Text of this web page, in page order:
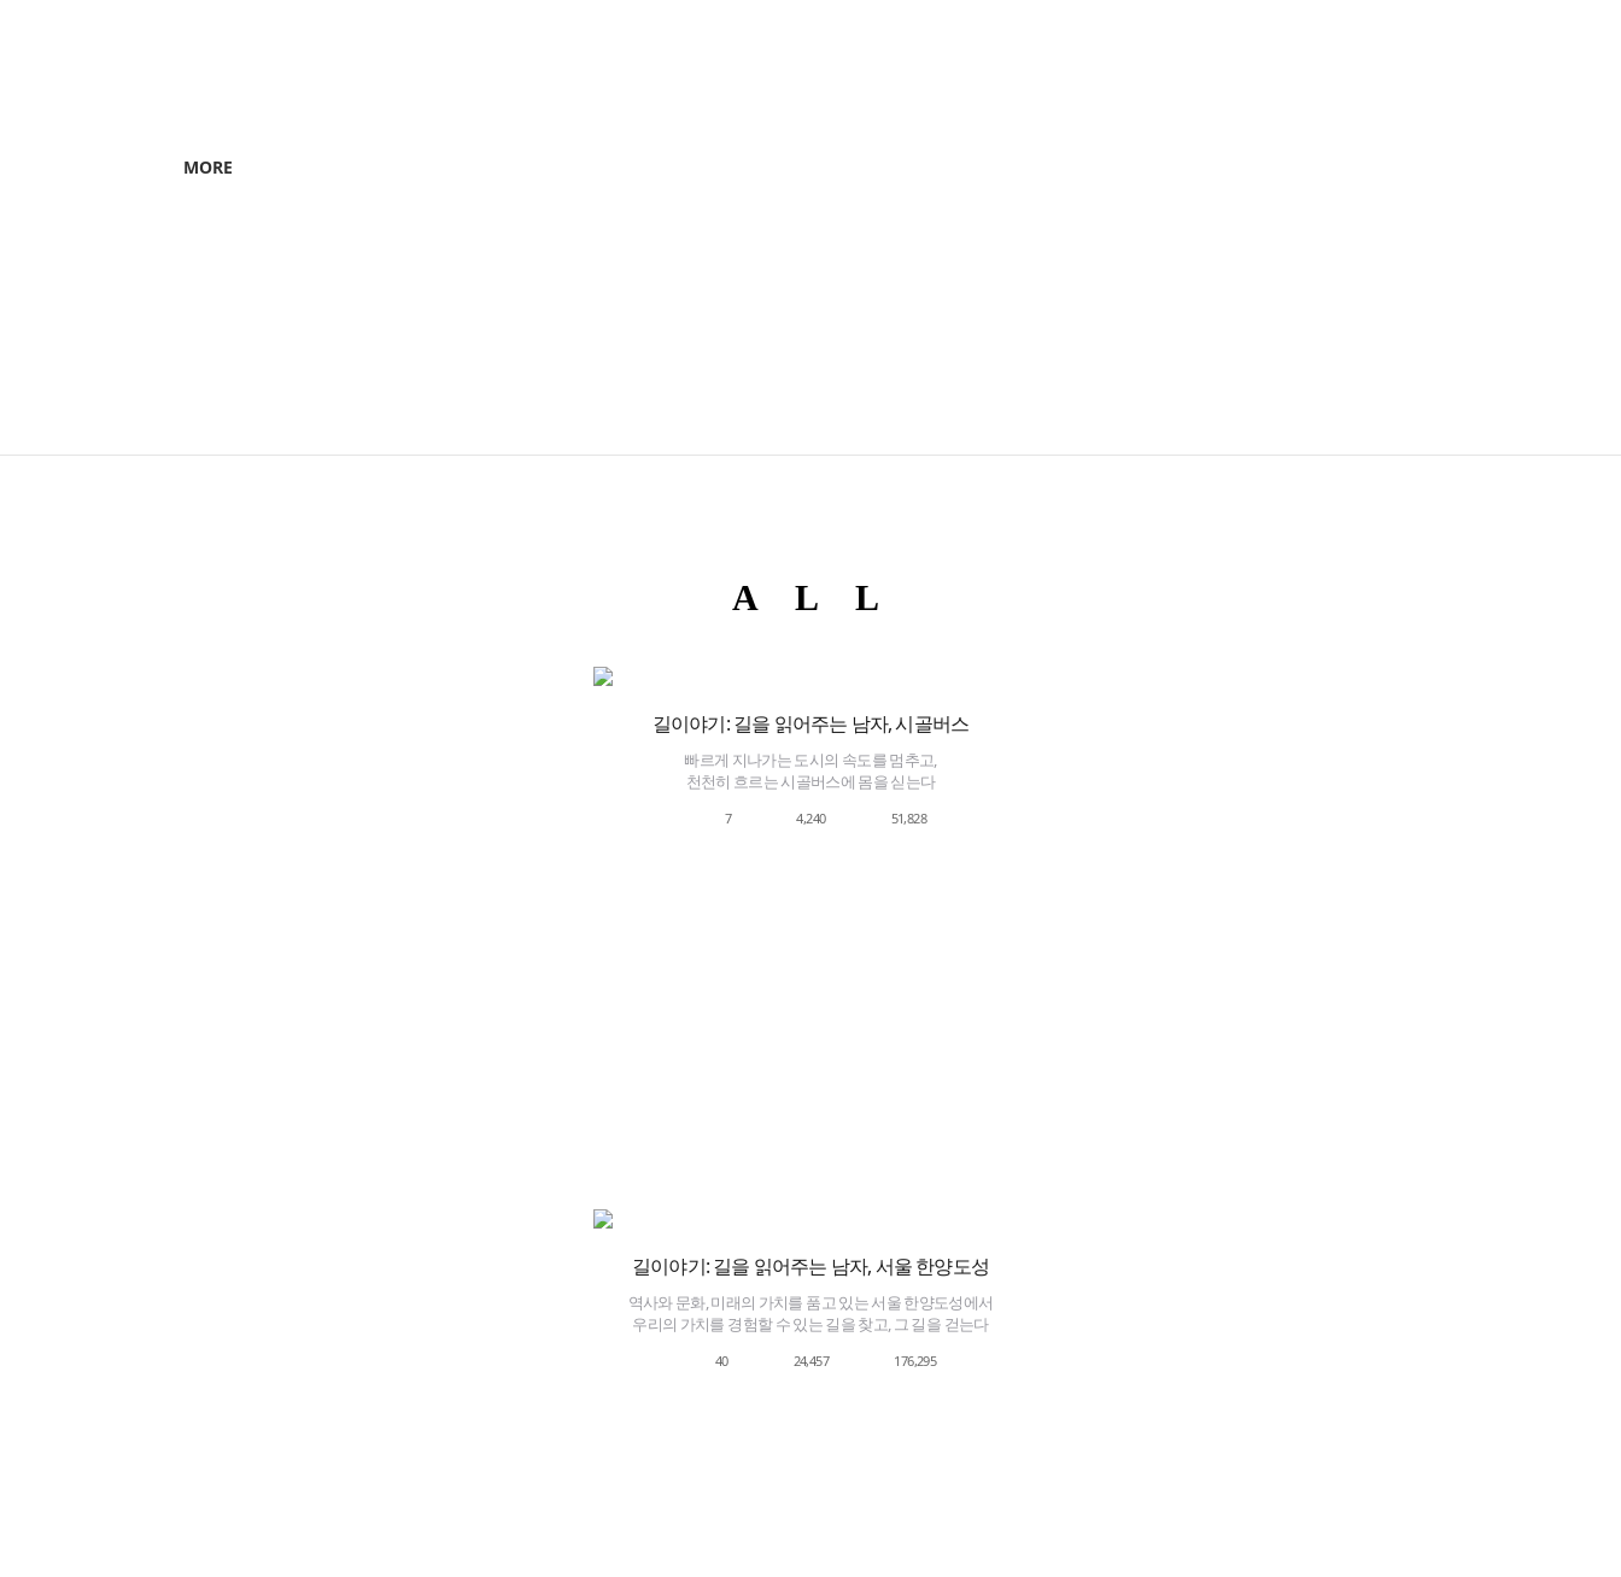
MORE
ALL
길이야기: 길을 읽어주는 남자, 시골버스
빠르게 지나가는 도시의 속도를 멈추고,
천천히 흐르는 시골버스에 몸을 싣는다
7 4,240 51,828
길이야기: 길을 읽어주는 남자, 서울 한양도성
역사와 문화, 미래의 가치를 품고 있는 서울 한양도성에서
우리의 가치를 경험할 수 있는 길을 찾고, 그 길을 걷는다
40 24,457 176,295